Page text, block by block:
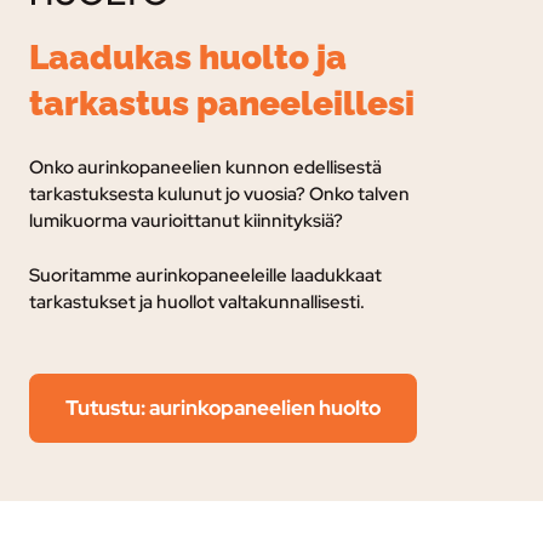
Laadukas huolto ja
tarkastus paneeleillesi
Onko aurinkopaneelien kunnon edellisestä
tarkastuksesta kulunut jo vuosia? Onko talven
lumikuorma vaurioittanut kiinnityksiä?
Suoritamme aurinkopaneeleille laadukkaat
tarkastukset ja huollot valtakunnallisesti.
Tutustu: aurinkopaneelien huolto